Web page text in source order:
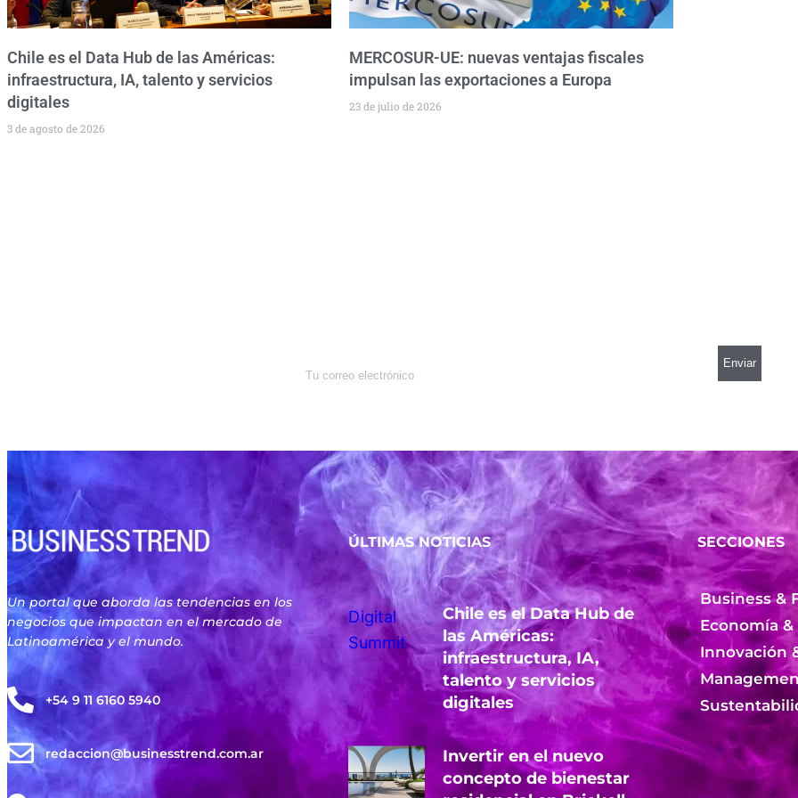
Chile es el Data Hub de las Américas:
infraestructura, IA, talento y servicios
digitales
3 de agosto de 2026
MERCOSUR-UE: nuevas ventajas fiscales
impulsan las exportaciones a Europa
23 de julio de 2026
Un portal que aborda las tendencias en los
negocios que impactan en el mercado de
Latinoamérica y el mundo.
+54 9 11 6160 5940
redaccion@businesstrend.com.ar
ÚLTIMAS NOTICIAS
Chile es el Data Hub de
las Américas:
infraestructura, IA,
talento y servicios
digitales
Invertir en el nuevo
concepto de bienestar
SECCIONES
Business &
Economía
Innovación